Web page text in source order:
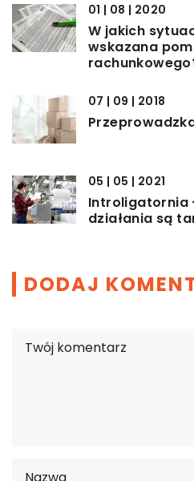
01 | 08 | 2020
W jakich
wskazana
07 | 09 | 2018
05 | 05 | 2021
Introligatornia
działania są
DODAJ